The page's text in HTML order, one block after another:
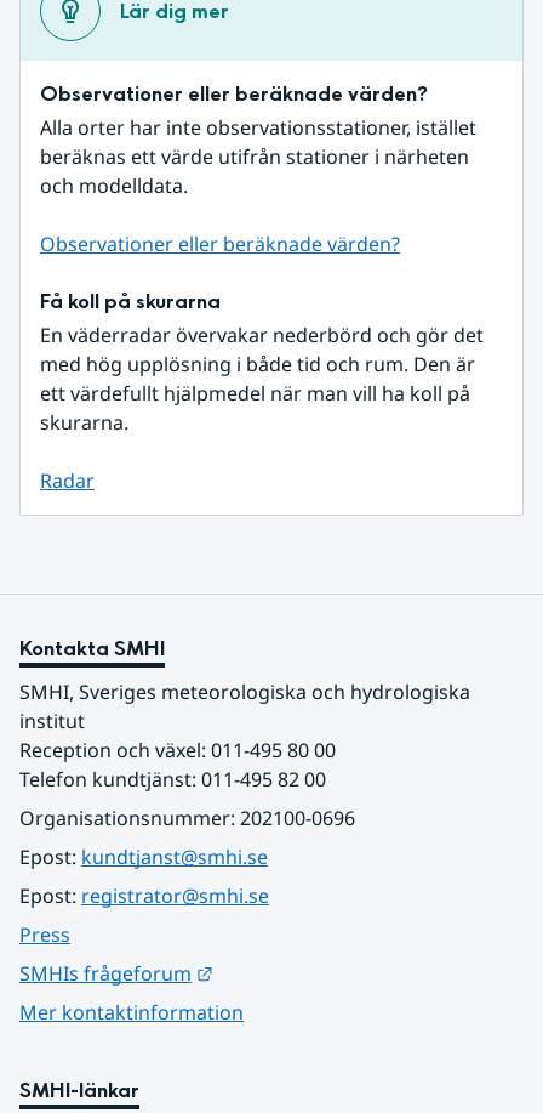
Lär dig mer
Observationer eller beräknade värden?
Alla orter har inte observationsstationer, istället
beräknas ett värde utifrån stationer i närheten
och modelldata.
Observationer eller beräknade värden?
Få koll på skurarna
En väderradar övervakar nederbörd och gör det
med hög upplösning i både tid och rum. Den är
ett värdefullt hjälpmedel när man vill ha koll på
skurarna.
Radar
Kontakta SMHI
SMHI, Sveriges meteorologiska och hydrologiska
institut
Reception och växel: 011-495 80 00
Telefon kundtjänst: 011-495 82 00
Organisationsnummer: 202100-0696
Epost: kundtjanst@smhi.se
Epost: registrator@smhi.se
Press
SMHIs frågeforum
Mer kontaktinformation
SMHI-länkar